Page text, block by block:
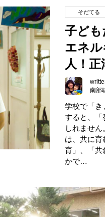
そだてる
子ども
エネ
人！
南部
学校で「き
すると、「
しれませ
は、共に
育」、「共
かで…